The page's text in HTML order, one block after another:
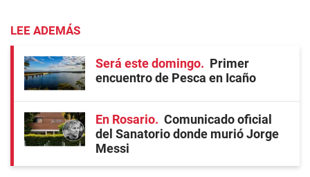
LEE ADEMÁS
Será este domingo
Primer
encuentro de Pesca en Icaño
En Rosario
Comunicado oficial
del Sanatorio donde murió Jorge
Messi